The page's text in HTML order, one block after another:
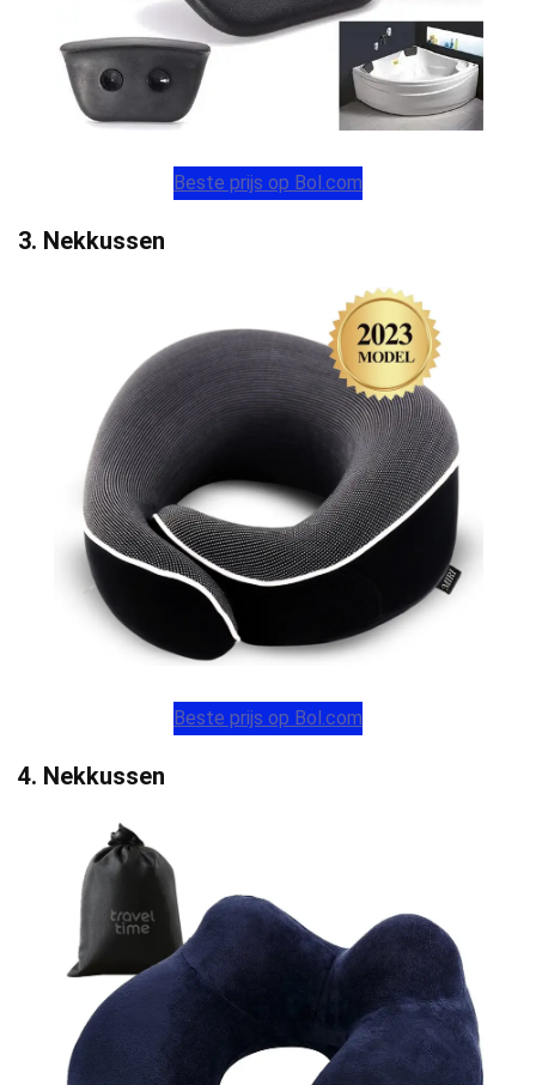
Beste prijs op Bol.com
3. Nekkussen
Beste prijs op Bol.com
4. Nekkussen